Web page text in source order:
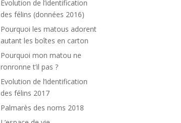
Evolution de l’identification
des félins (données 2016)
Pourquoi les matous adorent
autant les boîtes en carton
Pourquoi mon matou ne
ronronne t’il pas ?
Evolution de l’identification
des félins 2017
Palmarès des noms 2018